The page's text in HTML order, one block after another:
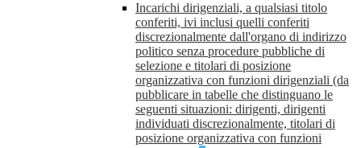
Incarichi dirigenziali, a qualsiasi titolo
conferiti, ivi inclusi quelli conferiti
discrezionalmente dall'organo di indirizzo
politico senza procedure pubbliche di
selezione e titolari di posizione
organizzativa con funzioni dirigenziali (da
pubblicare in tabelle che distinguano le
seguenti situazioni: dirigenti, dirigenti
individuati discrezionalmente, titolari di
posizione organizzativa con funzioni